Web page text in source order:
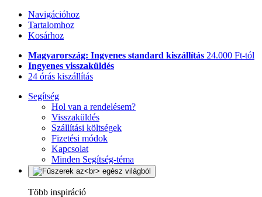
Navigációhoz
Tartalomhoz
Kosárhoz
Magyarország: Ingyenes standard kiszállítás 24.000 Ft-tól
Ingyenes visszaküldés
24 órás kiszállítás
Segítség
Hol van a rendelésem?
Visszaküldés
Szállítási költségek
Fizetési módok
Kapcsolat
Minden Segítség-téma
Több inspiráció